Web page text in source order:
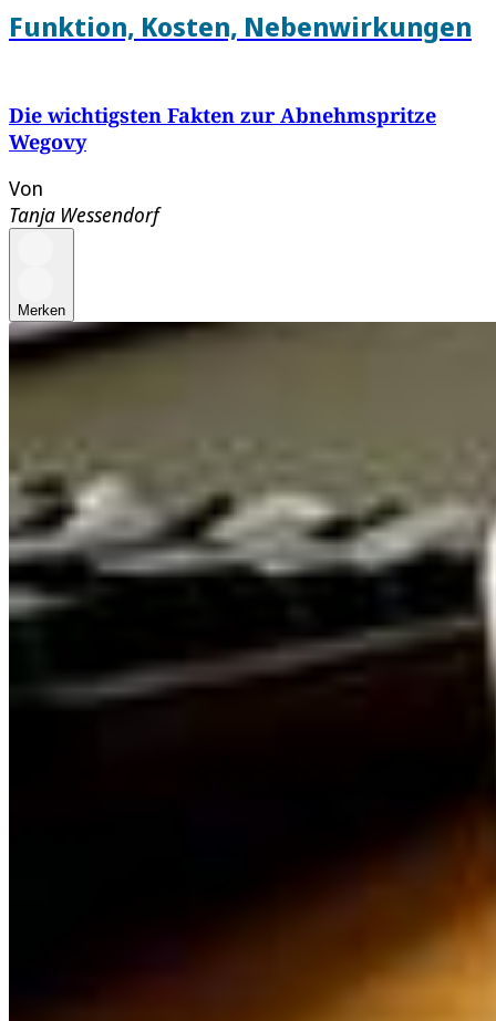
Funktion, Kosten, Nebenwirkungen
Die wichtigsten Fakten zur Abnehmspritze
Wegovy
Von
Tanja Wessendorf
Merken